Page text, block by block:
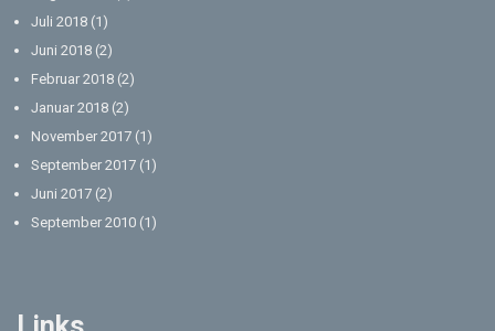
Juli 2018 (1)
Juni 2018 (2)
Februar 2018 (2)
Januar 2018 (2)
November 2017 (1)
September 2017 (1)
Juni 2017 (2)
September 2010 (1)